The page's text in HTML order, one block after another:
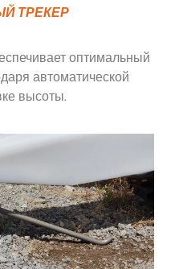
ТРЕКЕР
оптимальный
автоматической
высоты.